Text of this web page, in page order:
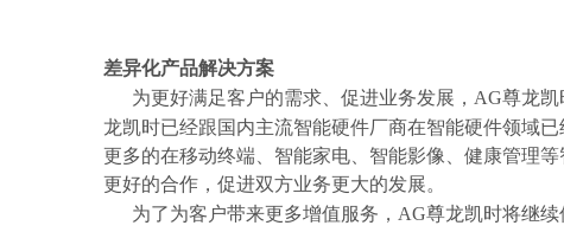
差异化产品解决方案
为更好满足客户的需求、促进业务发展，AG尊龙凯
龙凯时已经跟国内主流智能硬件厂商在智能硬件领域
更多的在移动终端、智能家电、智能影像、健康管理等智
更好的合作，促进双方业务更大的发展。
为了为客户带来更多增值服务，AG尊龙凯时将继续